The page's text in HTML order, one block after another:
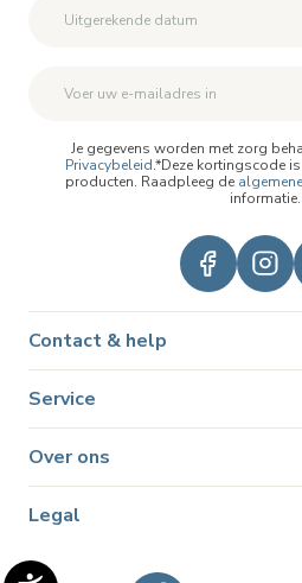
Je gegevens worden met zorg
Privacybeleid.*Deze kortingscode
producten. Raadpleeg de
informatie.
Contact & help
Service
Over ons
Legal